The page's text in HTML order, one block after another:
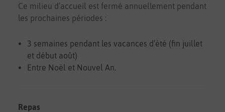
Ce milieu d’accueil est fermé annuellement pendant
les prochaines périodes :
3 semaines pendant les vacances d’été (fin juillet
et début août)
Entre Noël et Nouvel An.
Repas